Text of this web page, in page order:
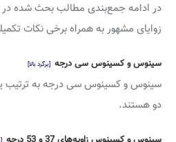
در ادامه جمع‌بندی مطالب بحث شده در
زوایای مشهور به همراه برخی نکات
سینوس و کسینوس سی درجه [برگرد بالا]
سینوس و کسینوس سی درجه به ترتیب یک
دو هستند.